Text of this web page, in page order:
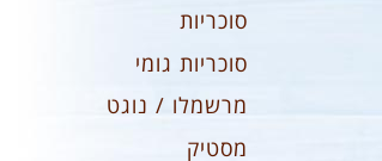
סוכריות
סוכריות גומי
מרשמלו / נוגט
מסטיק